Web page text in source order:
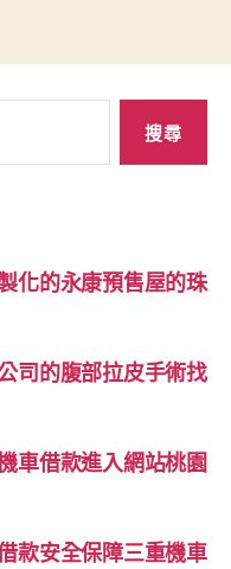
化的永康預售屋的珠
司的腹部拉皮手術找
車借款進入網站桃園
款安全保障三重機車